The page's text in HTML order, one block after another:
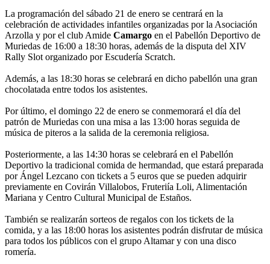
La programación del sábado 21 de enero se centrará en la
celebración de actividades infantiles organizadas por la Asociación
Arzolla y por el club Amide Camargo en el Pabellón Deportivo de
Muriedas de 16:00 a 18:30 horas, además de la disputa del XIV
Rally Slot organizado por Escudería Scratch.
Además, a las 18:30 horas se celebrará en dicho pabellón una gran
chocolatada entre todos los asistentes.
Por último, el domingo 22 de enero se conmemorará el día del
patrón de Muriedas con una misa a las 13:00 horas seguida de
música de piteros a la salida de la ceremonia religiosa.
Posteriormente, a las 14:30 horas se celebrará en el Pabellón
Deportivo la tradicional comida de hermandad, que estará preparada
por Ángel Lezcano con tickets a 5 euros que se pueden adquirir
previamente en Covirán Villalobos, Fruteriía Loli, Alimentación
Mariana y Centro Cultural Municipal de Estaños.
También se realizarán sorteos de regalos con los tickets de la
comida, y a las 18:00 horas los asistentes podrán disfrutar de música
para todos los públicos con el grupo Altamar y con una disco
romería.